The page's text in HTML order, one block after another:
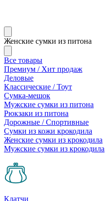
Женские сумки из питона
Все товары
Премиум / Хит продаж
Деловые
Классические / Тоут
Сумка-мешок
Мужские сумки из питона
Рюкзаки из питона
Дорожные / Спортивные
Сумки из кожи крокодила
Женские сумки из крокодила
Мужские сумки из крокодила
Клатчи